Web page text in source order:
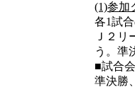
(1)参加
各1試
Ｊ２
う。準
■試合
準決勝